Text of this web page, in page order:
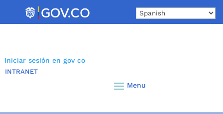
Iniciar sesión en gov co
INTRANET